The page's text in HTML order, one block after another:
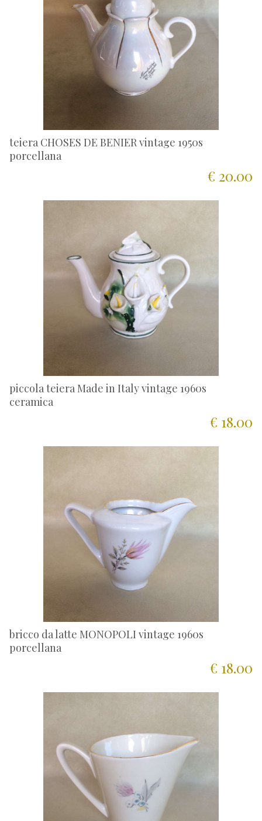
teiera CHOSES DE BENIER vintage 1950s
porcellana
€ 20.00
piccola teiera Made in Italy vintage 1960s
ceramica
€ 18.00
bricco da latte MONOPOLI vintage 1960s
porcellana
€ 18.00